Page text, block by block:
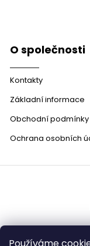
O společnosti
Kontakty
Základní informace
Obchodní podmínky
Ochrana osobních